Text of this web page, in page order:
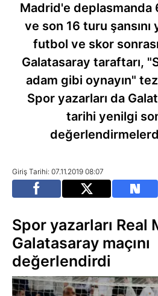
Madrid'e deplasmanda
ve son 16 turu
futbol ve skor
Galatasaray taraftarı,
adam gibi oynayın"
Spor yazarları da
tarihi yenilgi
Giriş Tarihi: 07.11.2019 08:07
Spor yazarları Real
Galatasaray maçını
değerlendirdi